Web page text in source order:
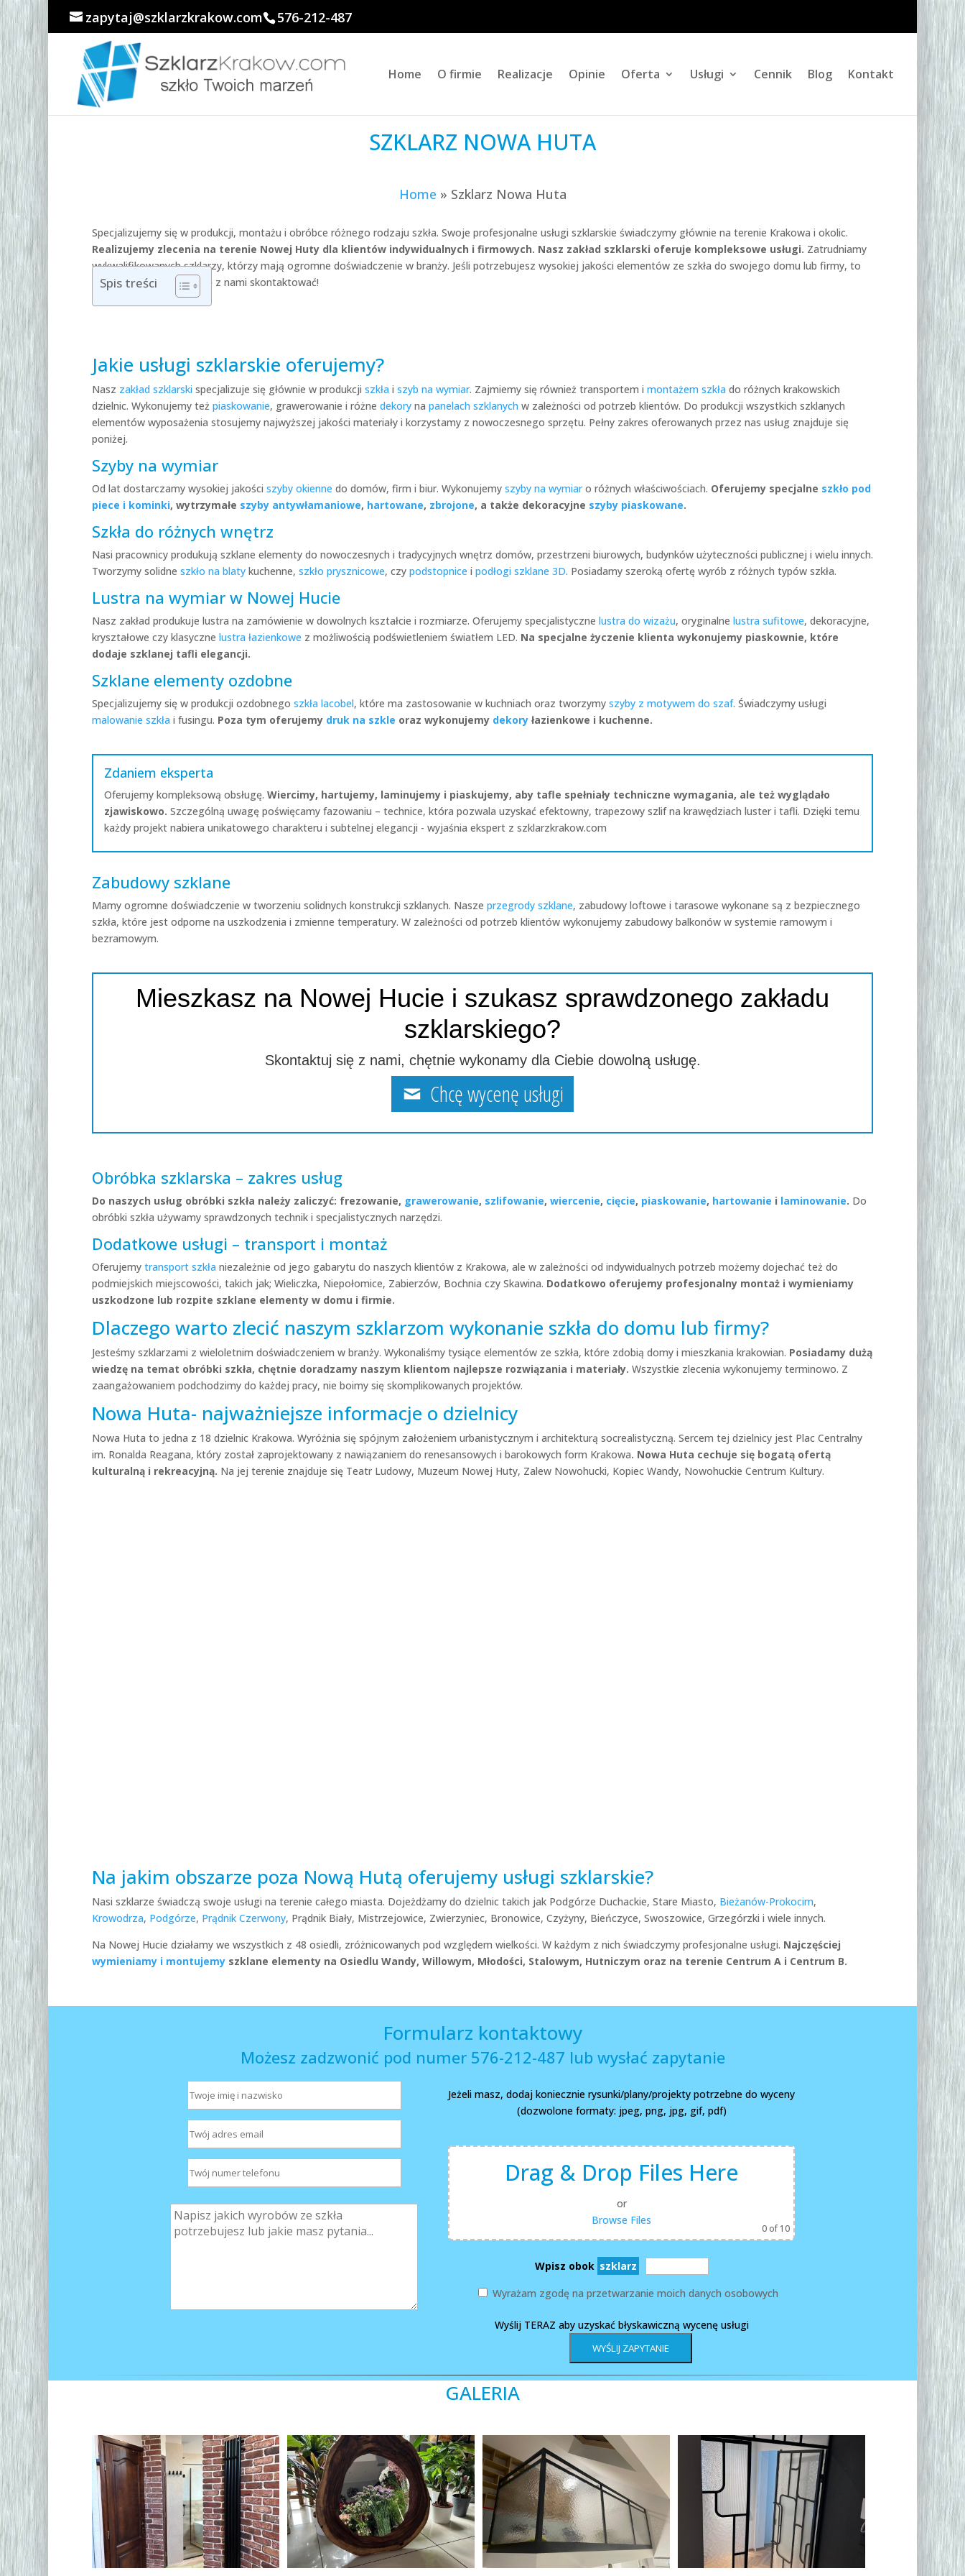
zapytaj@szklarzkrakow.com 576-212-487
Home O firmie Realizacje Opinie Oferta Usługi Cennik Blog Kontakt
SZKLARZ NOWA HUTA
Home » Szklarz Nowa Huta
Specjalizujemy się w produkcji, montażu i obróbce różnego rodzaju szkła. Swoje profesjonalne usługi szklarskie świadczymy głównie na terenie Krakowa i okolic.
Realizujemy zlecenia na terenie Nowej Huty dla klientów indywidualnych i firmowych. Nasz zakład szklarski oferuje kompleksowe usługi. Zatrudniamy
wykwalifikowanych szklarzy, którzy mają ogromne doświadczenie w branży. Jeśli potrzebujesz wysokiej jakości elementów ze szkła do swojego domu lub firmy, to
koniecznie powinieneś się z nami skontaktować!
Spis treści
Jakie usługi szklarskie oferujemy?
Nasz zakład szklarski specjalizuje się głównie w produkcji szkła i szyb na wymiar. Zajmiemy się również transportem i montażem szkła do różnych krakowskich
dzielnic. Wykonujemy też piaskowanie, grawerowanie i różne dekoryna panelach szklanych w zależności od potrzeb klientów. Do produkcji wszystkich szklanych
elementów wyposażenia stosujemy najwyższej jakości materiały i korzystamy z nowoczesnego sprzętu. Pełny zakres oferowanych przez nas usług znajduje się
poniżej.
Szyby na wymiar
Od lat dostarczamy wysokiej jakości szyby okienne do domów, firm i biur. Wykonujemy szyby na wymiaro różnych właściwościach. Oferujemy specjalne szkło pod
piece i kominki, wytrzymałe szyby antywłamaniowe, hartowane, zbrojone, a także dekoracyjne szyby piaskowane.
Szkła do różnych wnętrz
Nasi pracownicy produkują szklane elementy do nowoczesnych i tradycyjnych wnętrz domów, przestrzeni biurowych, budynków użyteczności publicznej i wielu innych.
Tworzymy solidne szkło na blatykuchenne, szkło prysznicowe, czy podstopnice i podłogi szklane 3D. Posiadamy szeroką ofertę wyrób z różnych typów szkła.
Lustra na wymiar w Nowej Hucie
Nasz zakład produkuje lustra na zamówienie w dowolnych kształcie i rozmiarze. Oferujemy specjalistyczne lustra do wizażu, oryginalne lustra sufitowe, dekoracyjne,
kryształowe czy klasyczne lustra łazienkowe z możliwością podświetleniem światłem LED. Na specjalne życzenie klienta wykonujemy piaskownie, które
dodaje szklanej tafli elegancji.
Szklane elementy ozdobne
Specjalizujemy się w produkcji ozdobnego szkła lacobel, które ma zastosowanie w kuchniach oraz tworzymyszyby z motywem do szaf. Świadczymy usługi
malowanie szkła i fusingu. Poza tym oferujemy druk na szkle oraz wykonujemy dekory łazienkowe i kuchenne.
Zdaniem eksperta
Oferujemy kompleksową obsługę. Wiercimy, hartujemy, laminujemy i piaskujemy, aby tafle spełniały techniczne wymagania, ale też wyglądało
zjawiskowo. Szczególną uwagę poświęcamy fazowaniu – technice, która pozwala uzyskać efektowny, trapezowy szlif na krawędziach luster i tafli. Dzięki temu
każdy projekt nabiera unikatowego charakteru i subtelnej elegancji - wyjaśnia ekspert z szklarzkrakow.com
Zabudowy szklane
Mamy ogromne doświadczenie w tworzeniu solidnych konstrukcji szklanych. Nasze przegrody szklane, zabudowy loftowe i tarasowe wykonane są z bezpiecznego
szkła, które jest odporne na uszkodzenia i zmienne temperatury. W zależności od potrzeb klientów wykonujemy zabudowy balkonów w systemie ramowym i
bezramowym.
Mieszkasz na Nowej Hucie i szukasz sprawdzonego zakładu
szklarskiego?
Skontaktuj się z nami, chętnie wykonamy dla Ciebie dowolną usługę.
Chcę wycenę usługi
Obróbka szklarska – zakres usług
Do naszych usług obróbki szkła należy zaliczyć: frezowanie, grawerowanie, szlifowanie, wiercenie, cięcie, piaskowanie, hartowanie i laminowanie. Do
obróbki szkła używamy sprawdzonych technik i specjalistycznych narzędzi.
Dodatkowe usługi – transport i montaż
Oferujemy transport szkła niezależnie od jego gabarytu do naszych klientów z Krakowa, ale w zależności od indywidualnych potrzeb możemy dojechać też do
podmiejskich miejscowości, takich jak; Wieliczka, Niepołomice, Zabierzów, Bochnia czy Skawina. Dodatkowo oferujemy profesjonalny montaż i wymieniamy
uszkodzone lub rozpite szklane elementy w domu i firmie.
Dlaczego warto zlecić naszym szklarzom wykonanie szkła do domu lub firmy?
Jesteśmy szklarzami z wieloletnim doświadczeniem w branży. Wykonaliśmy tysiące elementów ze szkła, które zdobią domy i mieszkania krakowian. Posiadamy dużą
wiedzę na temat obróbki szkła, chętnie doradzamy naszym klientom najlepsze rozwiązania i materiały. Wszystkie zlecenia wykonujemy terminowo. Z
zaangażowaniem podchodzimy do każdej pracy, nie boimy się skomplikowanych projektów.
Nowa Huta- najważniejsze informacje o dzielnicy
Nowa Huta to jedna z 18 dzielnic Krakowa. Wyróżnia się spójnym założeniem urbanistycznym i architekturą socrealistyczną. Sercem tej dzielnicy jest Plac Centralny
im. Ronalda Reagana, który został zaprojektowany z nawiązaniem do renesansowych i barokowych form Krakowa. Nowa Huta cechuje się bogatą ofertą
kulturalną i rekreacyjną. Na jej terenie znajduje się Teatr Ludowy, Muzeum Nowej Huty, Zalew Nowohucki, Kopiec Wandy, Nowohuckie Centrum Kultury.
Na jakim obszarze poza Nową Hutą oferujemy usługi szklarskie?
Nasi szklarze świadczą swoje usługi na terenie całego miasta. Dojeżdżamy do dzielnic takich jak Podgórze Duchackie, Stare Miasto, Bieżanów-Prokocim,
Krowodrza, Podgórze, Prądnik Czerwony, Prądnik Biały, Mistrzejowice, Zwierzyniec, Bronowice, Czyżyny, Bieńczyce, Swoszowice, Grzegórzki i wiele innych.
Na Nowej Hucie działamy we wszystkich z 48 osiedli, zróżnicowanych pod względem wielkości. W każdym z nich świadczymy profesjonalne usługi. Najczęściej
wymieniamy i montujemyszklane elementy na Osiedlu Wandy, Willowym, Młodości, Stalowym, Hutniczym oraz na terenie Centrum A i Centrum B.
Formularz kontaktowy
Możesz zadzwonić pod numer 576-212-487 lub wysłać zapytanie
Jeżeli masz, dodaj koniecznie rysunki/plany/projekty potrzebne do wyceny
(dozwolone formaty: jpeg, png, jpg, gif, pdf)
Drag & Drop Files Here
or
Browse Files
0of 10
Wpisz obok szklarz
Wyrażam zgodę na przetwarzanie moich danych osobowych
Wyślij TERAZ aby uzyskać błyskawiczną wycenę usługi
GALERIA